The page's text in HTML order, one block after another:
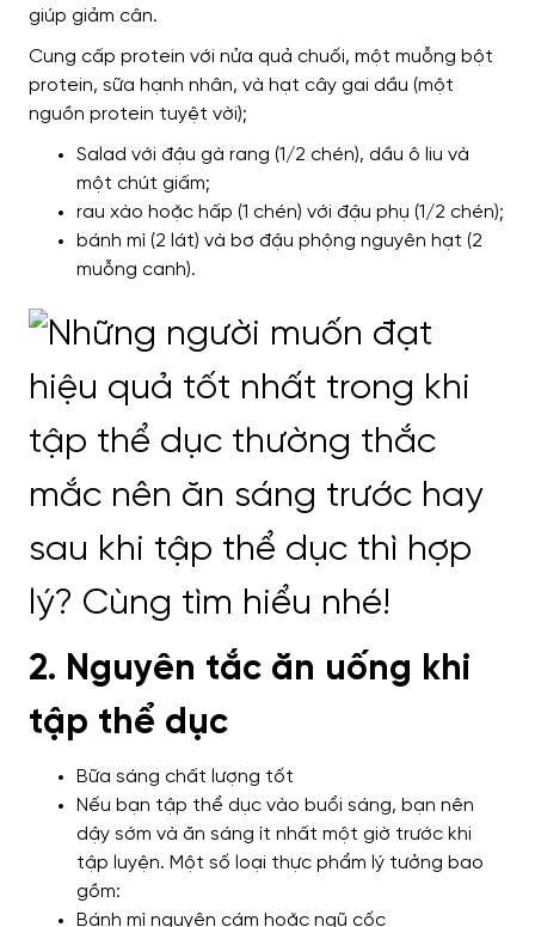
giúp giảm cân.
Cung cấp protein với nửa quả chuối, một muỗng bột
protein, sữa hạnh nhân, và hạt cây gai dầu (một
nguồn protein tuyệt vời);
Salad với đậu gà rang (1/2 chén), dầu ô liu và
một chút giấm;
rau xào hoặc hấp (1 chén) với đậu phụ (1/2 chén);
bánh mì (2 lát) và bơ đậu phộng nguyên hạt (2
muỗng canh).
2. Nguyên tắc ăn uống khi
tập thể dục
Bữa sáng chất lượng tốt
Nếu bạn tập thể dục vào buổi sáng, bạn nên
dậy sớm và ăn sáng ít nhất một giờ trước khi
tập luyện. Một số loại thực phẩm lý tưởng bao
gồm:
Bánh mì nguyên cám hoặc ngũ cốc